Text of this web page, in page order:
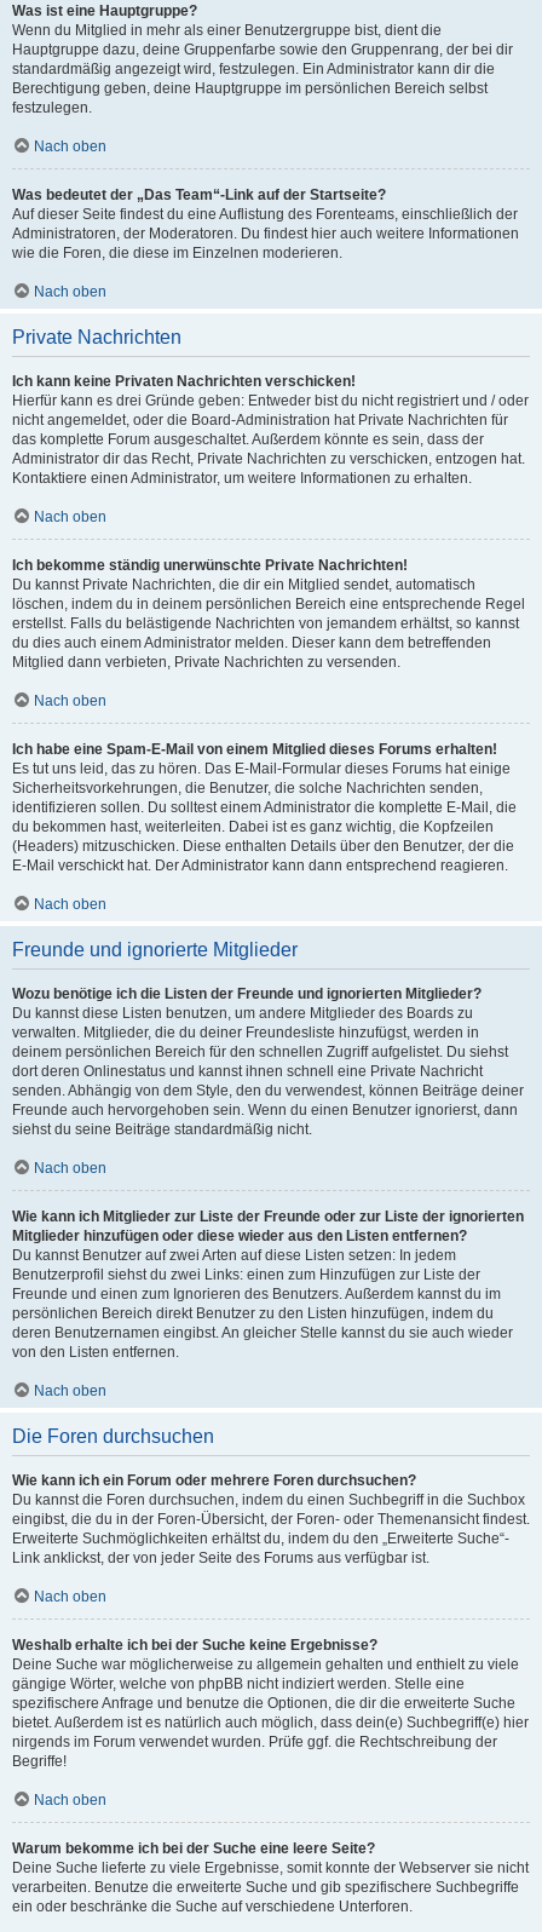
Was ist eine Hauptgruppe?
Wenn du Mitglied in mehr als einer Benutzergruppe bist, dient die
Hauptgruppe dazu, deine Gruppenfarbe sowie den Gruppenrang, der bei dir
standardmäßig angezeigt wird, festzulegen. Ein Administrator kann dir die
Berechtigung geben, deine Hauptgruppe im persönlichen Bereich selbst
festzulegen.
Nach oben
Was bedeutet der „Das Team“-Link auf der Startseite?
Auf dieser Seite findest du eine Auflistung des Forenteams, einschließlich der
Administratoren, der Moderatoren. Du findest hier auch weitere Informationen
wie die Foren, die diese im Einzelnen moderieren.
Nach oben
Private Nachrichten
Ich kann keine Privaten Nachrichten verschicken!
Hierfür kann es drei Gründe geben: Entweder bist du nicht registriert und / oder
nicht angemeldet, oder die Board-Administration hat Private Nachrichten für
das komplette Forum ausgeschaltet. Außerdem könnte es sein, dass der
Administrator dir das Recht, Private Nachrichten zu verschicken, entzogen hat.
Kontaktiere einen Administrator, um weitere Informationen zu erhalten.
Nach oben
Ich bekomme ständig unerwünschte Private Nachrichten!
Du kannst Private Nachrichten, die dir ein Mitglied sendet, automatisch
löschen, indem du in deinem persönlichen Bereich eine entsprechende Regel
erstellst. Falls du belästigende Nachrichten von jemandem erhältst, so kannst
du dies auch einem Administrator melden. Dieser kann dem betreffenden
Mitglied dann verbieten, Private Nachrichten zu versenden.
Nach oben
Ich habe eine Spam-E-Mail von einem Mitglied dieses Forums erhalten!
Es tut uns leid, das zu hören. Das E-Mail-Formular dieses Forums hat einige
Sicherheitsvorkehrungen, die Benutzer, die solche Nachrichten senden,
identifizieren sollen. Du solltest einem Administrator die komplette E-Mail, die
du bekommen hast, weiterleiten. Dabei ist es ganz wichtig, die Kopfzeilen
(Headers) mitzuschicken. Diese enthalten Details über den Benutzer, der die
E-Mail verschickt hat. Der Administrator kann dann entsprechend reagieren.
Nach oben
Freunde und ignorierte Mitglieder
Wozu benötige ich die Listen der Freunde und ignorierten Mitglieder?
Du kannst diese Listen benutzen, um andere Mitglieder des Boards zu
verwalten. Mitglieder, die du deiner Freundesliste hinzufügst, werden in
deinem persönlichen Bereich für den schnellen Zugriff aufgelistet. Du siehst
dort deren Onlinestatus und kannst ihnen schnell eine Private Nachricht
senden. Abhängig von dem Style, den du verwendest, können Beiträge deiner
Freunde auch hervorgehoben sein. Wenn du einen Benutzer ignorierst, dann
siehst du seine Beiträge standardmäßig nicht.
Nach oben
Wie kann ich Mitglieder zur Liste der Freunde oder zur Liste der ignorierten
Mitglieder hinzufügen oder diese wieder aus den Listen entfernen?
Du kannst Benutzer auf zwei Arten auf diese Listen setzen: In jedem
Benutzerprofil siehst du zwei Links: einen zum Hinzufügen zur Liste der
Freunde und einen zum Ignorieren des Benutzers. Außerdem kannst du im
persönlichen Bereich direkt Benutzer zu den Listen hinzufügen, indem du
deren Benutzernamen eingibst. An gleicher Stelle kannst du sie auch wieder
von den Listen entfernen.
Nach oben
Die Foren durchsuchen
Wie kann ich ein Forum oder mehrere Foren durchsuchen?
Du kannst die Foren durchsuchen, indem du einen Suchbegriff in die Suchbox
eingibst, die du in der Foren-Übersicht, der Foren- oder Themenansicht findest.
Erweiterte Suchmöglichkeiten erhältst du, indem du den „Erweiterte Suche“-
Link anklickst, der von jeder Seite des Forums aus verfügbar ist.
Nach oben
Weshalb erhalte ich bei der Suche keine Ergebnisse?
Deine Suche war möglicherweise zu allgemein gehalten und enthielt zu viele
gängige Wörter, welche von phpBB nicht indiziert werden. Stelle eine
spezifischere Anfrage und benutze die Optionen, die dir die erweiterte Suche
bietet. Außerdem ist es natürlich auch möglich, dass dein(e) Suchbegriff(e) hier
nirgends im Forum verwendet wurden. Prüfe ggf. die Rechtschreibung der
Begriffe!
Nach oben
Warum bekomme ich bei der Suche eine leere Seite?
Deine Suche lieferte zu viele Ergebnisse, somit konnte der Webserver sie nicht
verarbeiten. Benutze die erweiterte Suche und gib spezifischere Suchbegriffe
ein oder beschränke die Suche auf verschiedene Unterforen.